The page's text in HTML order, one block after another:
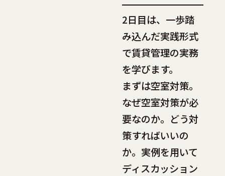
2日目は、一歩踏
み込んだ実践形式
で賃貸管理の実務
を学びます。
まずは空室対策。
なぜ空室対策が必
要なのか。どう対
策すればいいの
か。実例を用いて
ディスカッション